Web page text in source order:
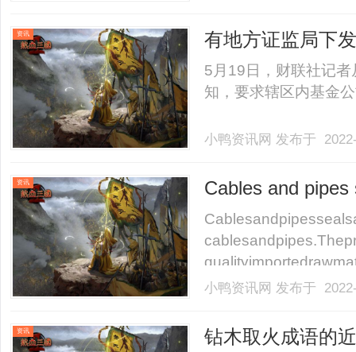
资讯
有地方证监局下
机制落实方案
5月19日，财联社记
知，要求辖区内基金
小鸭资讯网 发布于
资讯 Cables and pipes
小鸭资讯网 发布于
资讯
钻木取火成语的